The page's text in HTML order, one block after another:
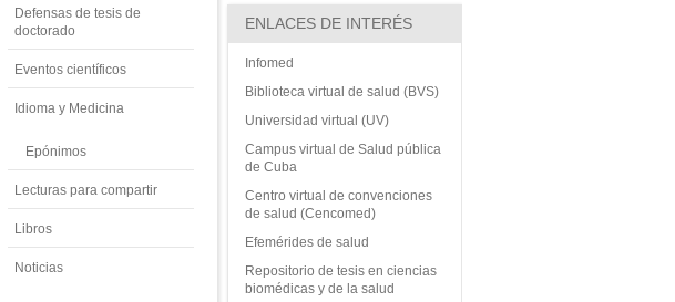
Defensas de tesis de
doctorado
Eventos científicos
Idioma y Medicina
Epónimos
Lecturas para compartir
Libros
Noticias
ENLACES DE INTERÉS
Infomed
Biblioteca virtual de salud (BVS)
Universidad virtual (UV)
Campus virtual de Salud pública
de Cuba
Centro virtual de convenciones
de salud (Cencomed)
Efemérides de salud
Repositorio de tesis en ciencias
biomédicas y de la salud